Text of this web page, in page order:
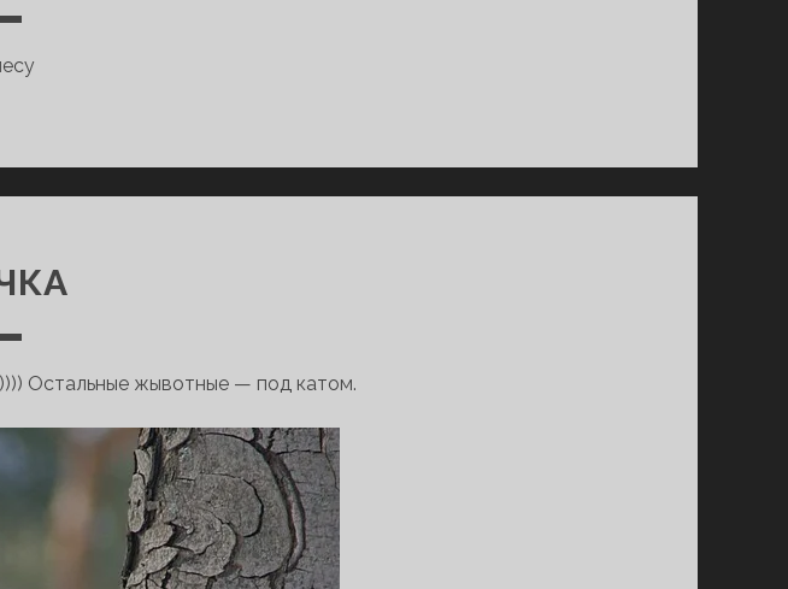
Остальные жывотные — под катом.